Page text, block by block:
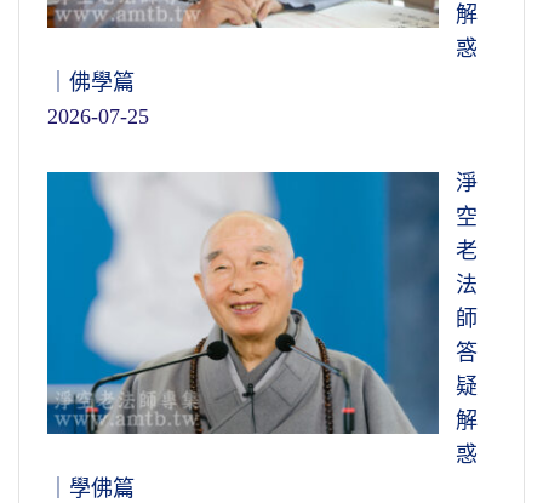
解
惑
｜佛學篇
2026-07-25
淨
空
老
法
師
答
疑
解
惑
｜學佛篇